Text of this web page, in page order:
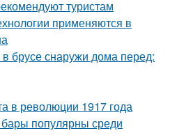
туристам
применяются в
брусе снаружи дома перед:
в революции 1917 года
популярны среди